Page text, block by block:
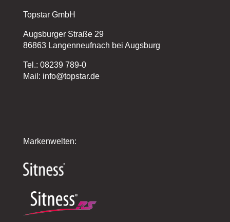
Topstar GmbH
Augsburger Straße 29
86863 Langenneufnach bei Augsburg
Tel.: 08239 789-0
Mail: info@topstar.de
Markenwelten: